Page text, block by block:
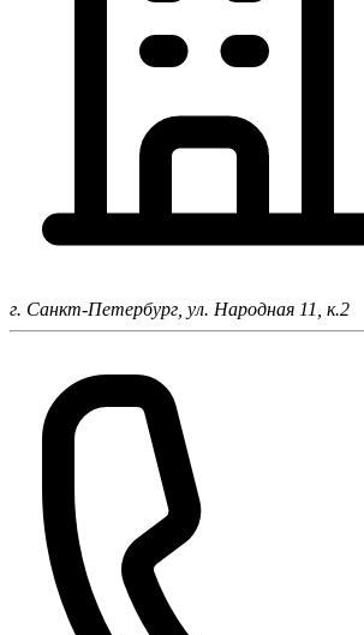
г. Санкт-Петербург, ул. Народная 11, к.2